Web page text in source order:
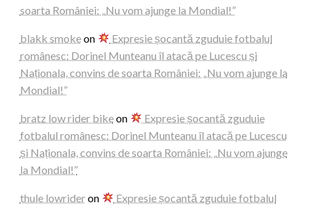
soarta României: „Nu vom ajunge la Mondial!”
blakk smokeon
Expresie șocantă zguduie fotbalul
românesc: Dorinel Munteanu îl atacă pe Lucescu și
Naționala, convins de soarta României: „Nu vom ajunge la
Mondial!”
bratz low rider bikeon
Expresie șocantă zguduie
fotbalul românesc: Dorinel Munteanu îl atacă pe Lucescu
și Naționala, convins de soarta României: „Nu vom ajunge
la Mondial!”
thule lowrideron
Expresie șocantă zguduie fotbalul